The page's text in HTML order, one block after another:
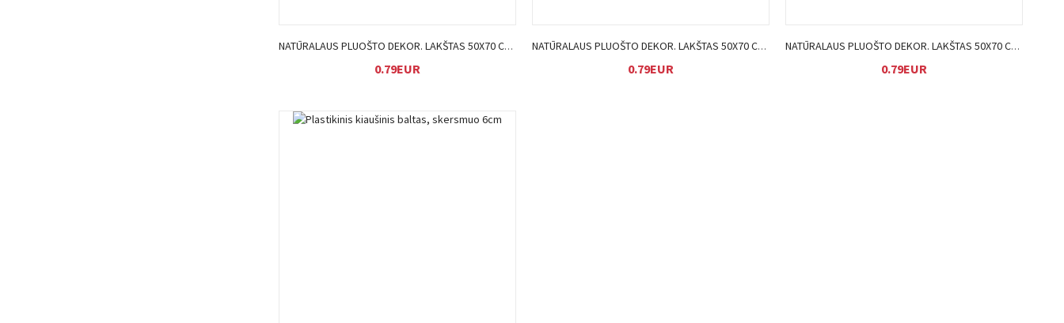
NATŪRALAUS PLUOŠTO DEKOR. LAKŠTAS 50X70 CM ŠVELNIAI RUSVAS
0.79EUR
NATŪRALAUS PLUOŠTO DEKOR. LAKŠTAS 50X70 CM ŽALIAS
0.79EUR
NATŪRALAUS PLUOŠTO DEKOR. LAKŠTAS 50X70 CMT. RUDAS
0.79EUR